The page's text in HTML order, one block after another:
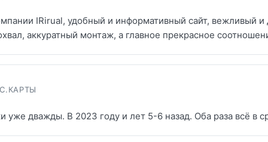
IRirual, удобный и информативный сайт, вежливый
аккуратный монтаж, а главное прекрасное
уже дважды. В 2023 году и лет 5-6 назад. Оба раза всё в